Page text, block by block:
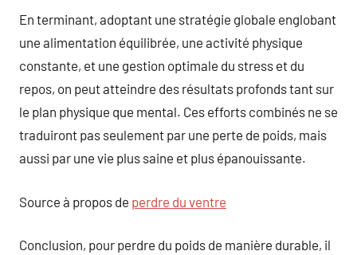
En terminant, adoptant une stratégie globale englobant
une alimentation équilibrée, une activité physique
constante, et une gestion optimale du stress et du
repos, on peut atteindre des résultats profonds tant sur
le plan physique que mental. Ces efforts combinés ne se
traduiront pas seulement par une perte de poids, mais
aussi par une vie plus saine et plus épanouissante.
Source à propos de perdre du ventre
Conclusion, pour perdre du poids de manière durable, il